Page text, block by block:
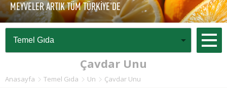
MEYVELER ARTIK TÜM TÜRKİYE'DE
Çavdar Unu
Anasayfa Temel Gıda Un Çavdar Unu